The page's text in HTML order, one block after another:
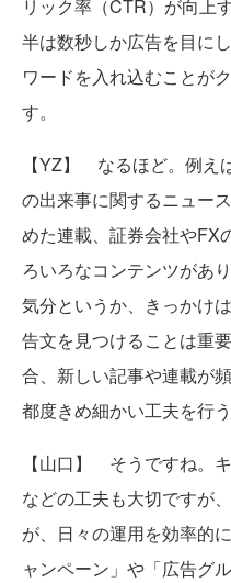
リック率（CTR）が向上
半は数秒しか広告を目に
ワードを入れ込むことが
す。
【YZ】 なるほど。例え
の出来事に関するニュー
めた連載、証券会社やFX
ろいろなコンテンツがあ
気分というか、きっかけ
告文を見つけることは重
合、新しい記事や連載が
都度きめ細かい工夫を行
【山口】 そうですね。
などの工夫も大切ですが
が、日々の運用を効率的
ャンペーン」や「広告グ